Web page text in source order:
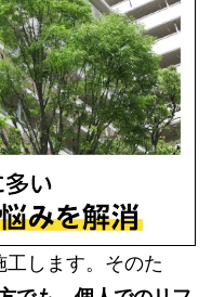
します。そのた